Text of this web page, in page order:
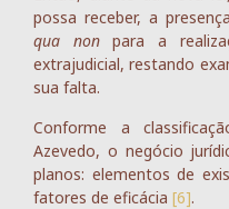
possa receber, a
qua nonpara a
extrajudicial, restando
sua falta.
Conforme a
Azevedo, o negócio
planos: elementos de
fatores de eficácia [6].